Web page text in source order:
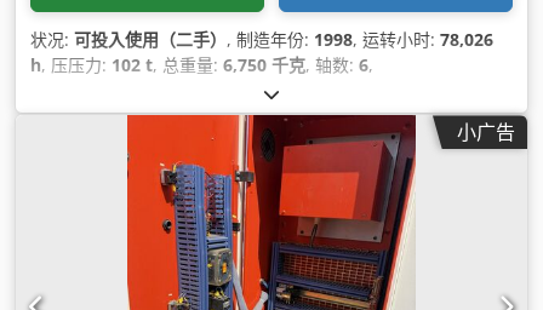
状况: 可投入使用（二手） , 制造年份: 1998, 运转小时: 78,026
h, 压压力: 102 t, 总重量: 6,750 千克, 轴数: 6,
小广告